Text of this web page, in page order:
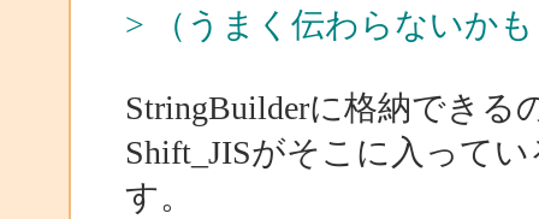
> （うまく伝わらないか
StringBuilderに格納できる
Shift_JISがそこに入って
す。